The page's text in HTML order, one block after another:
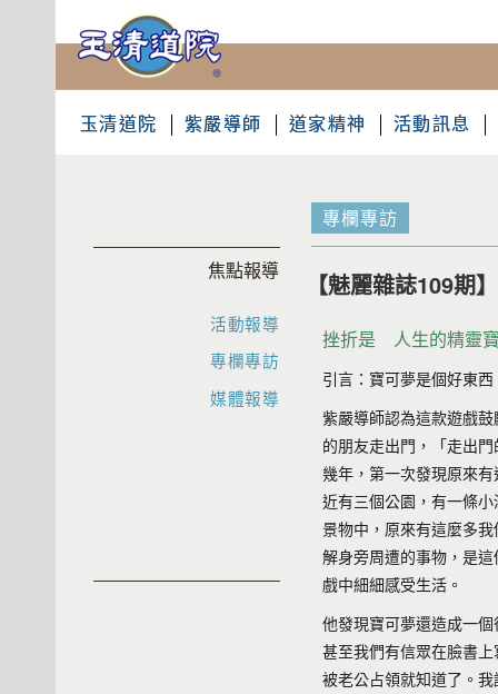
玉清道院 紫嚴導師 道家精神 活動訊息
專欄專訪
【魅麗雜誌109期】
挫折是 人生的精靈
引言：寶可夢是個好東
紫嚴導師認為這款遊戲
的朋友走出門，「走出
幾年，第一次發現原來
近有三個公園，有一條
景物中，原來有這麼多
解身旁周遭的事物，是
戲中細細感受生活。
他發現寶可夢還造成一
甚至我們有信眾在臉書
被老公占領就知道了。
焦點報導
活動報導
專欄專訪
媒體報導